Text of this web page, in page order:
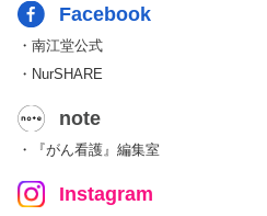
Facebook
・南江堂公式
・NurSHARE
note
・『がん看護』編集室
Instagram